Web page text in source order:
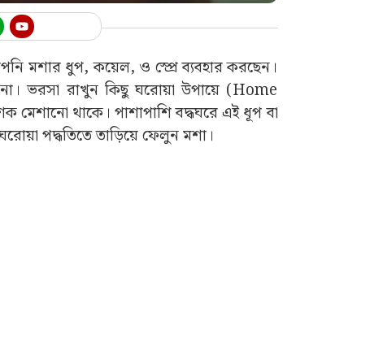
মশার ধুপ, কয়েল, ও স্প্রে ব্যবহার করছেন।
ভরসা রাখুন কিছু ঘরোয়া উপায়ে (Home
মেশানো থাকে। পাশাপাশি বদ্ধঘরে এই ধূপ বা
পদ্ধতিতে তাড়িয়ে ফেলুন মশা।